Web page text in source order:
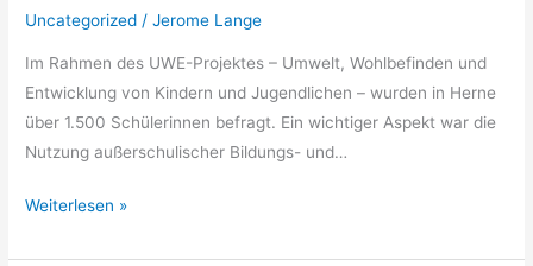
Uncategorized /Jerome Lange
Im Rahmen des UWE-Projektes – Umwelt, Wohlbefinden und
Entwicklung von Kindern und Jugendlichen – wurden in Herne
über 1.500 Schülerinnen befragt. Ein wichtiger Aspekt war die
Nutzung außerschulischer Bildungs- und…
Weiterlesen »